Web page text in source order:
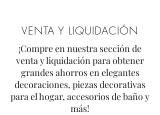
VENTA Y LIQUIDACIÓN
¡Compre en nuestra sección de
venta y liquidación para obtener
grandes ahorros en elegantes
decoraciones, piezas decorativas
para el hogar, accesorios de baño y
más!